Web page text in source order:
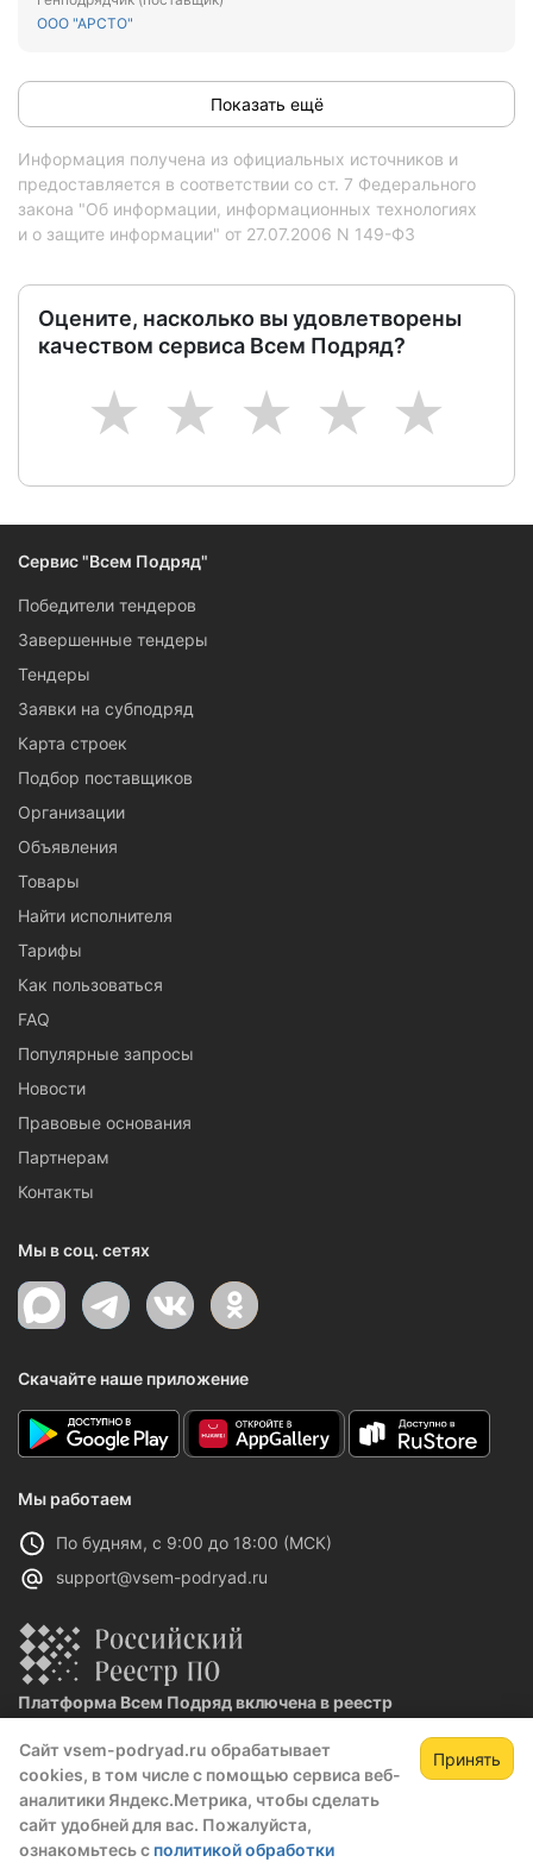
Сайт vsem-podryad.ru обрабатывает
cookies, в том числе с помощью сервиса веб-
аналитики Яндекс.Метрика, чтобы сделать
сайт удобней для вас. Пожалуйста,
ознакомьтесь с политикой обработки
Принять
ООО "АРСТО"
Показать ещё
Информация получена из официальных источников и
предоставляется в соответствии со ст. 7 Федерального
закона "Об информации, информационных технологиях
и о защите информации" от 27.07.2006 N 149-ФЗ
Оцените, насколько вы удовлетворены
качеством сервиса Всем Подряд?
5
4
3
2
1
Зарегистрируйтесь,
чтобы открыть сведения о закупке
скрытые данные станут доступны после
Сервис "Всем Подряд"
Победители тендеров
Завершенные тендеры
Тендеры
Заявки на субподряд
Карта строек
Подбор поставщиков
Организации
Объявления
Товары
Найти исполнителя
Тарифы
Как пользоваться
FAQ
Популярные запросы
Новости
Правовые основания
Партнерам
Контакты
Мы в соц. сетях
Скачайте наше приложение
Мы работаем
По будням, с 9:00 до 18:00 (МСК)
support@vsem-podryad.ru
Платформа Всем Подряд включена в реестр
Реестровая запись №32021 от 06.02.2026
Политика конфиденциальности